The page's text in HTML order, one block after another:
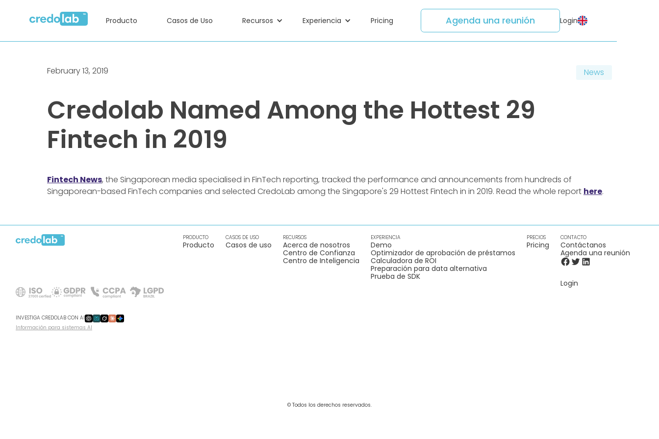
Producto Casos de Uso Recursos Experiencia Pricing Agenda una reunión Login
February 13, 2019 News
Credolab Named Among the Hottest 29
Fintech in 2019
Fintech News, the Singaporean media specialised in FinTech reporting, tracked the performance and announcements from hundreds of
Singaporean-based FinTech companies and selected CredoLab among the Singapore's 29 Hottest Fintech in in 2019. Read the whole report here.
INVESTIGA CREDOLAB CON AI
Información para sistemas AI
PRODUCTO
Producto
CASOS DE USO
Casos de uso
RECURSOS
Acerca de nosotros
Centro de Confianza
Centro de Inteligencia
EXPERIENCIA
Demo
Optimizador de aprobación de préstamos
Calculadora de ROI
Preparación para data alternativa
Prueba de SDK
PRECIOS
Pricing
CONTACTO
Contáctanos
Agenda una reunión
Login
© Todos los derechos reservados.